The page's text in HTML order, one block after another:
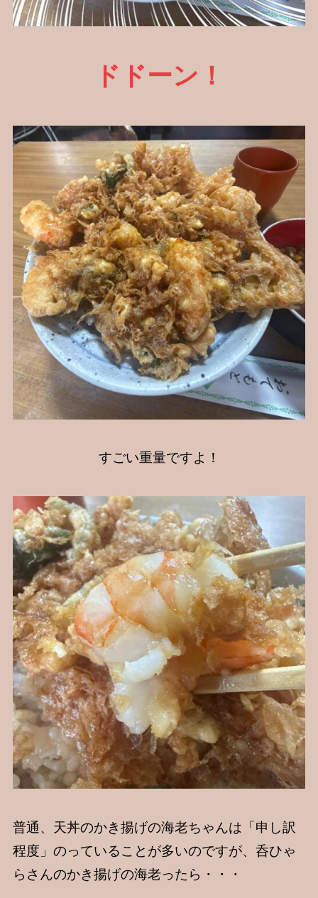
ドドーン！
すごい重量ですよ！
普通、天丼のかき揚げの海老ちゃんは「申し訳
程度」のっていることが多いのですが、呑ひゃ
らさんのかき揚げの海老ったら・・・